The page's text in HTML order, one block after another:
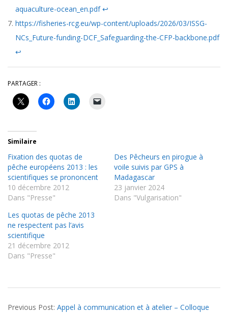
aquaculture-ocean_en.pdf ↩︎
https://fisheries-rcg.eu/wp-content/uploads/2026/03/ISSG-
NCs_Future-funding-DCF_Safeguarding-the-CFP-backbone.pdf
↩︎
PARTAGER :
Similaire
Fixation des quotas de
pêche européens 2013 : les
scientifiques se prononcent
10 décembre 2012
Dans "Presse"
Des Pêcheurs en pirogue à
voile suivis par GPS à
Madagascar
23 janvier 2024
Dans "Vulgarisation"
Les quotas de pêche 2013
ne respectent pas l’avis
scientifique
21 décembre 2012
Dans "Presse"
04-
Previous Post: Appel à communication et à atelier – Colloque